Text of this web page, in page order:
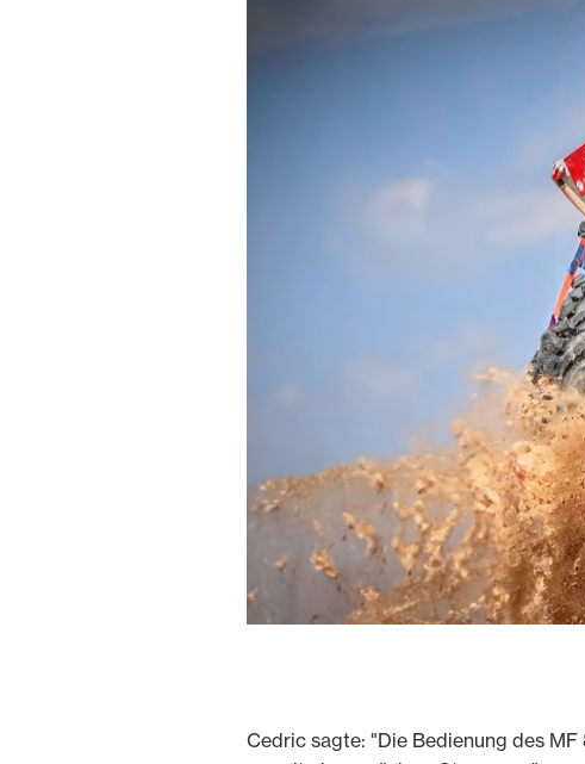
Cedric sagte: "Die Bedienung des